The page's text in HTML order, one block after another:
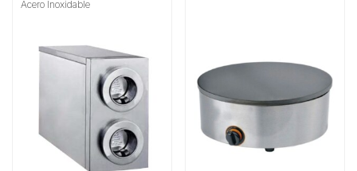
Acero Inoxidable